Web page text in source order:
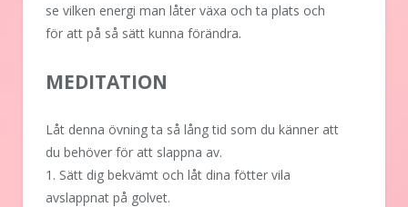
se vilken energi man låter växa och ta plats och
för att på så sätt kunna förändra.
MEDITATION
Låt denna övning ta så lång tid som du känner att
du behöver för att slappna av.
1. Sätt dig bekvämt och låt dina fötter vila
avslappnat på golvet.